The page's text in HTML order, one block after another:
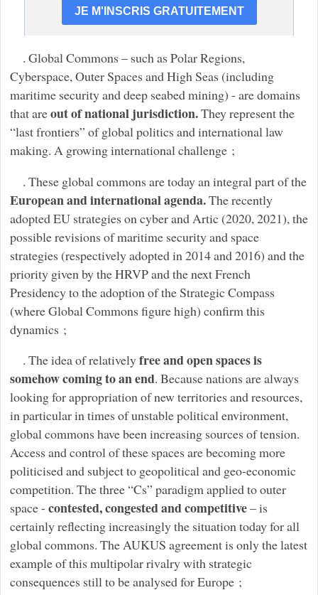
. Global Commons – such as Polar Regions,
Cyberspace, Outer Spaces and High Seas (including
maritime security and deep seabed mining) - are domains
that areout of national jurisdiction.They represent the
“last frontiers” of global politics and international law
making. A growing international challenge ;
. These global commons are today an integral part of the
European and international agenda.The recently
adopted EU strategies on cyber and Artic (2020, 2021), the
possible revisions of maritime security and space
strategies (respectively adopted in 2014 and 2016) and the
priority given by the HRVP and the next French
Presidency to the adoption of the Strategic Compass
(where Global Commons figure high) confirm this
dynamics ;
. The idea of relativelyfree and open spaces is
somehow coming to an end. Because nations are always
looking for appropriation of new territories and resources,
in particular in times of unstable political environment,
global commons have been increasing sources of tension.
Access and control of these spaces are becoming more
politicised and subject to geopolitical and geo-economic
competition. The three “Cs” paradigm applied to outer
space - contested, congested and competitive– is
certainly reflecting increasingly the situation today for all
global commons. The AUKUS agreement is only the latest
example of this multipolar rivalry with strategic
consequences still to be analysed for Europe ;